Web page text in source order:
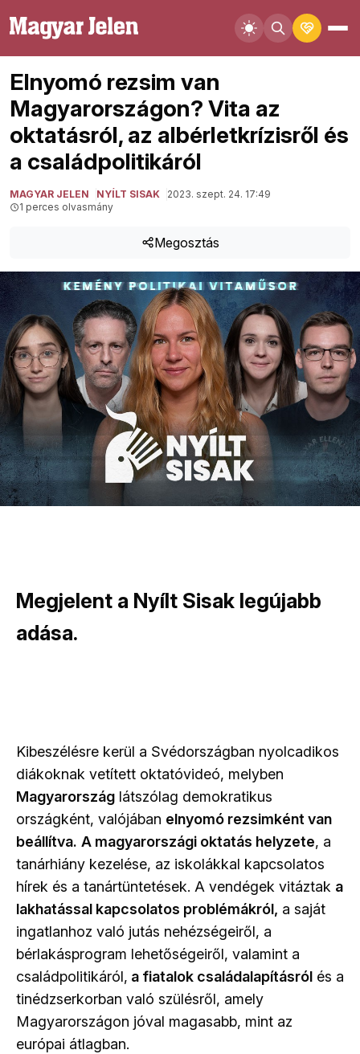
Elnyomó rezsim van
Magyarországon? Vita az
oktatásról, az albérletkrízisről és
a családpolitikáról
MAGYAR JELEN NYÍLT SISAK
2023. szept. 24. 17:49
1 perces olvasmány
Megosztás
Megjelent a Nyílt Sisak legújabb
adása.
Kibeszélésre kerül a Svédországban nyolcadikos
diákoknak vetített oktatóvideó, melyben
Magyarország látszólag demokratikus
országként, valójában elnyomó rezsimként van
beállítva. A magyarországi oktatás helyzete, a
tanárhiány kezelése, az iskolákkal kapcsolatos
hírek és a tanártüntetések. A vendégek vitáztak a
lakhatással kapcsolatos problémákról, a saját
ingatlanhoz való jutás nehézségeiről, a
bérlakásprogram lehetőségeiről, valamint a
családpolitikáról, a fiatalok családalapításról és a
tinédzserkorban való szülésről, amely
Magyarországon jóval magasabb, mint az
európai átlagban.